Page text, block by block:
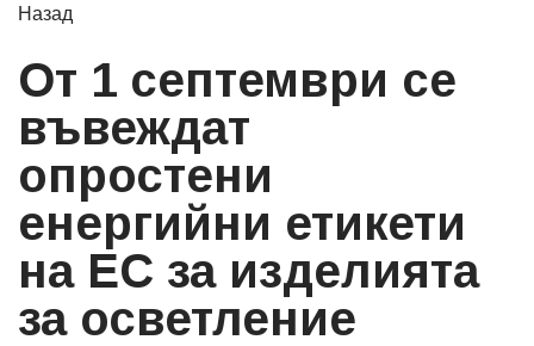
Назад
От 1 септември се
въвеждат
опростени
енергийни етикети
на ЕС за изделията
за осветление